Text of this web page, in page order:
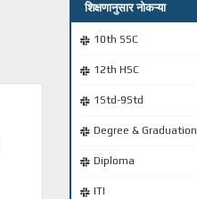
शिक्षणानुसार नोकऱ्या
10th SSC
12th HSC
1Std-9Std
Degree & Graduation
Diploma
ITI